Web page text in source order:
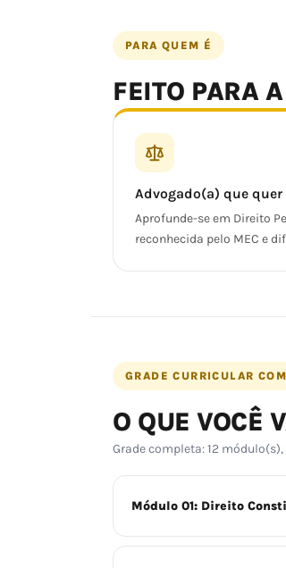
PARA QUEM É
FEITO PARA
Advogado(a) que
Aprofunde-se em Direito
reconhecida pelo MEC e
GRADE CURRICULAR
O QUE VOCÊ
Grade completa: 12
Módulo 01: Direito